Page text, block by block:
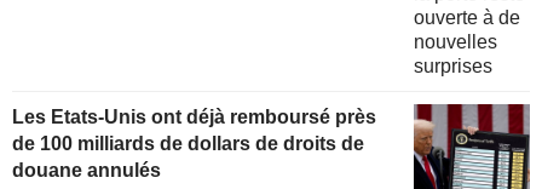
Les Etats-Unis ont déjà remboursé près
de 100 milliards de dollars de droits de
douane annulés